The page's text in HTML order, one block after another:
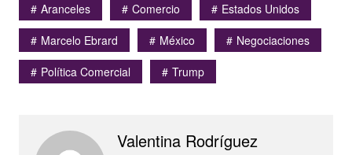
Aranceles
Comercio
Estados Unidos
Marcelo Ebrard
México
Negociaciones
Política Comercial
Trump
Valentina Rodríguez